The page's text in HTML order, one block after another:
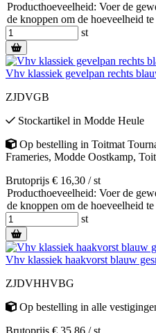
Producthoeveelheid: Voer de
de knoppen om de hoeveelheid
st
Vhv klassiek gevelpan rechts
ZJDVGB
Stockartikel in Modde Heule
Op bestelling in Toitmat
Frameries, Modde Oostkamp,
Brutoprijs € 16,30 / st
Producthoeveelheid: Voer de
de knoppen om de hoeveelheid
st
Vhv klassiek haakvorst blauw
ZJDVHHVBG
Op bestelling in alle
Brutoprijs € 35,86 / st